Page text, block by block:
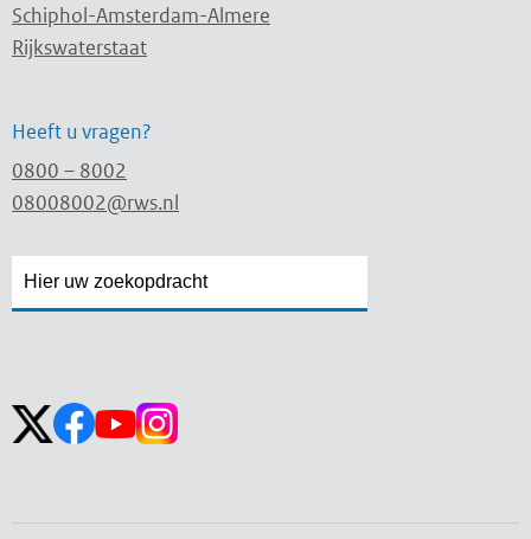
Schiphol-Amsterdam-Almere
Rijkswaterstaat
Heeft u vragen?
0800 – 8002
08008002@rws.nl